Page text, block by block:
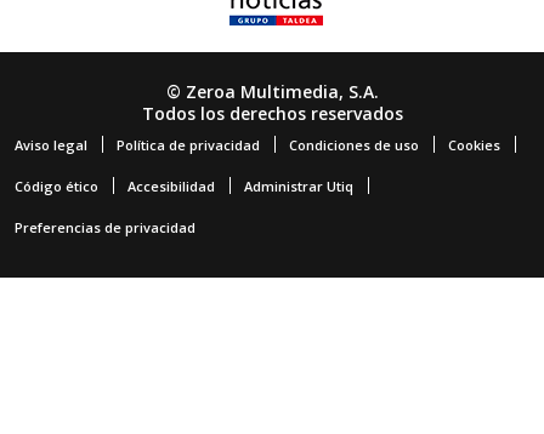
© Zeroa Multimedia, S.A.
Todos los derechos reservados
Aviso legal Política de privacidad Condiciones de uso Cookies
Código ético Accesibilidad Administrar Utiq
Preferencias de privacidad